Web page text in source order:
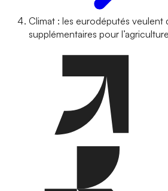
Climat : les eurodéputés veulent
supplémentaires pour l’agriculture